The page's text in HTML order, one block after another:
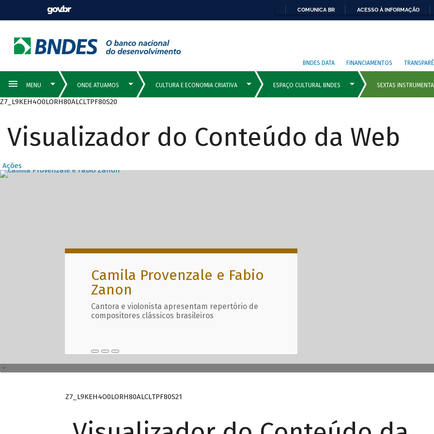
COMUNICA BR ACESSO À INFORMAÇÃO
BNDES DATA FINANCIAMENTOS
Z7_L9KEH4O0LORH80ALCLTPF80S20
Visualizador do Conteúdo da Web
Ações
Destaques Principais com
Camila Provenzale e Fabio
Zanon
Cantora e violonista apresentam repertório de
compositores clássicos brasileiros
Z7_L9KEH4O0LORH80ALCLTPF80S21